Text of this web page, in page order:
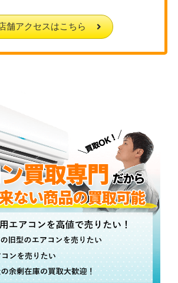
舗アクセスはこちら